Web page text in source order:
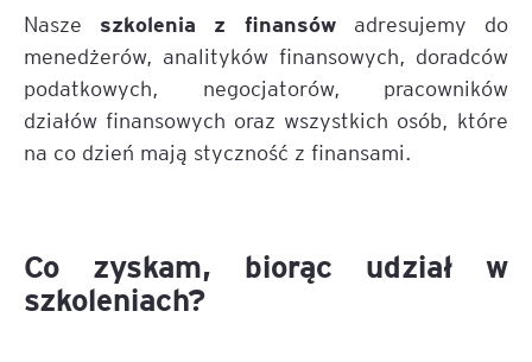
Nasze szkolenia z finansów adresujemy do
menedżerów, analityków finansowych, doradców
podatkowych, negocjatorów, pracowników
działów finansowych oraz wszystkich osób, które
na co dzień mają styczność z finansami.
Co zyskam, biorąc udział w
szkoleniach?